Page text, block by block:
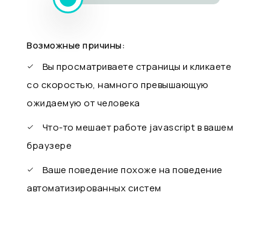
Возможные причины:
Вы просматриваете страницы и кликаете
со скоростью, намного превышающую
ожидаемую от человека
Что-то мешает работе javascript в вашем
браузере
Ваше поведение похоже на поведение
автоматизированных систем